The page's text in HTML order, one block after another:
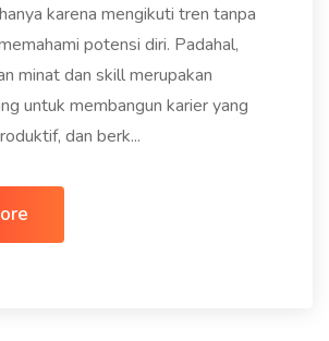
karena mengikuti tren tanpa
potensi diri. Padahal,
minat dan skill merupakan
untuk membangun karier yang
dan berk...